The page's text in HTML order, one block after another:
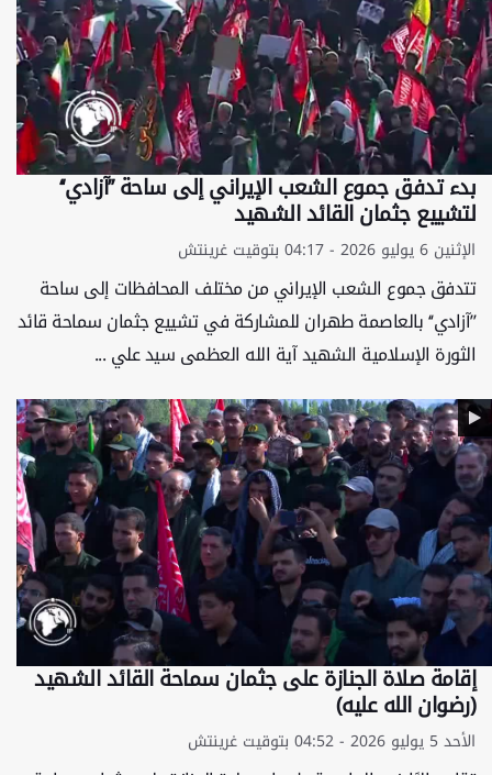
بدء تدفق جموع الشعب الإيراني إلى ساحة ’’آزادي‘‘
لتشييع جثمان القائد الشهيد
الإثنين 6 يوليو 2026 - 04:17 بتوقيت غرينتش
تتدفق جموع الشعب الإيراني من مختلف المحافظات إلى ساحة
’’آزادي‘‘ بالعاصمة طهران للمشاركة في تشييع جثمان سماحة قائد
الثورة الإسلامية الشهيد آية الله العظمى سيد علي ...
إقامة صلاة الجنازة على جثمان سماحة القائد الشهيد
(رضوان الله عليه)
الأحد 5 يوليو 2026 - 04:52 بتوقيت غرينتش